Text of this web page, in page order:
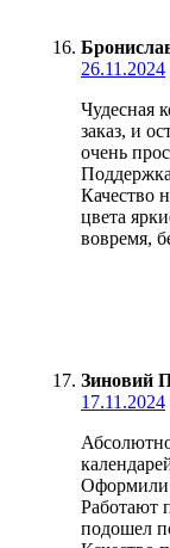
26.11.2024
Чудесная
заказ, и
очень
Качество
цвета
вовремя,
Зиновий
17.11.2024
Оформили
Работают
подошел